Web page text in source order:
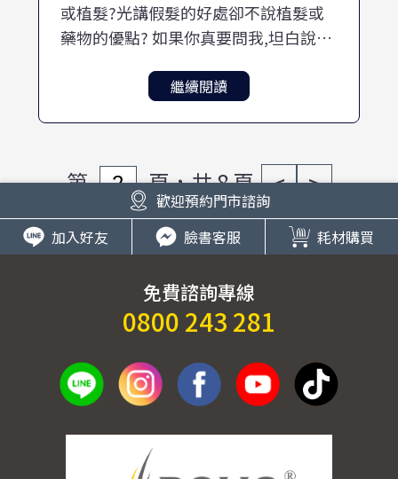
或植髮?光講假髮的好處卻不說植髮或
藥物的優點? 如果你真要問我,坦白說理
繼續閱讀
第 頁，共 8 頁 < >
歡迎預約門市諮詢
加入好友
臉書客服 耗材購買
免費諮詢專線
0800 243 281